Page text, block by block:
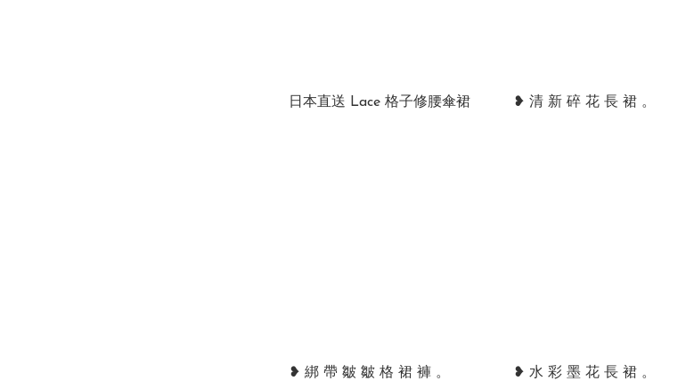
日本直送 Lace 格子修腰傘裙 ❥ 清 新 碎 花 長 裙 。
❥ 綁 帶 皺 皺 格 裙 褲 。 ❥ 水 彩 墨 花 長 裙 。